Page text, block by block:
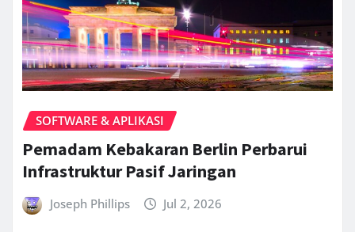
SOFTWARE & APLIKASI
Pemadam Kebakaran Berlin Perbarui
Infrastruktur Pasif Jaringan
Joseph Phillips Jul 2, 2026